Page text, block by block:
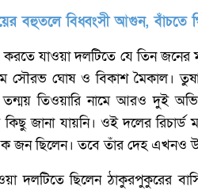
বহুতলে বিধ্বংসী আগুন, বাঁচতে
করতে যাওয়া দলটিতে যে তিন জনের
সৌরভ ঘোষ ও বিকাশ মৈকাল।
তিওয়ারি নামে আরও দুই
কিছু জানা যায়নি। ওই দলের
জন ছিলেন। তবে তাঁর দেহ এখনও
দলটিতে ছিলেন ঠাকুরপুকুরের